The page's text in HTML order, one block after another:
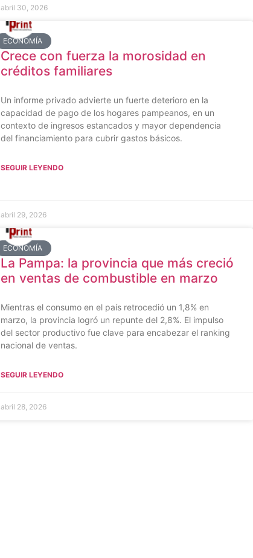
abril 30, 2026
ECONOMÍA
Crece con fuerza la morosidad en
créditos familiares
Un informe privado advierte un fuerte deterioro en la
capacidad de pago de los hogares pampeanos, en un
contexto de ingresos estancados y mayor dependencia
del financiamiento para cubrir gastos básicos.
SEGUIR LEYENDO
abril 29, 2026
ECONOMÍA
La Pampa: la provincia que más creció
en ventas de combustible en marzo
Mientras el consumo en el país retrocedió un 1,8% en
marzo, la provincia logró un repunte del 2,8%. El impulso
del sector productivo fue clave para encabezar el ranking
nacional de ventas.
SEGUIR LEYENDO
abril 28, 2026